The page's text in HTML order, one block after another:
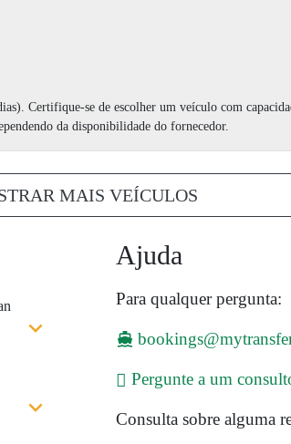
Certifique-se de escolher um veículo com
da disponibilidade do fornecedor.
MAIS VEÍCULOS
Ajuda
Para qualquer pergunta:
Pergunte a um
Consulta sobre alguma